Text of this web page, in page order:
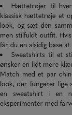
Hættetrøjer til
klassisk hættetrøje et
look, og sæt den
men stilfuldt outfit.
får du en alsidig base
Sweatshirts til et
ønsker en lidt mere
Match med et par
look, der fungerer
en sweatshirt i en
eksperimenter med